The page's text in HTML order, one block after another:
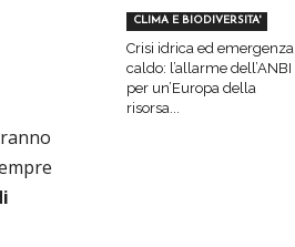
CLIMA E BIODIVERSITA'
Crisi idrica ed emergenza
caldo: l’allarme dell’ANBI
per un’Europa della
risorsa...